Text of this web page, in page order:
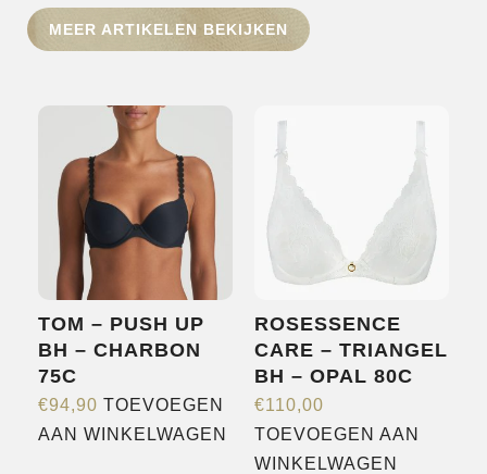
HOME
NIEUWS
CONTACT
MEER ARTIKELEN BEKIJKEN
TOM – PUSH UP
BH – CHARBON
75C
€94,90 TOEVOEGEN
AAN WINKELWAGEN
ROSESSENCE
CARE – TRIANGEL
BH – OPAL 80C
€110,00
TOEVOEGEN AAN
WINKELWAGEN